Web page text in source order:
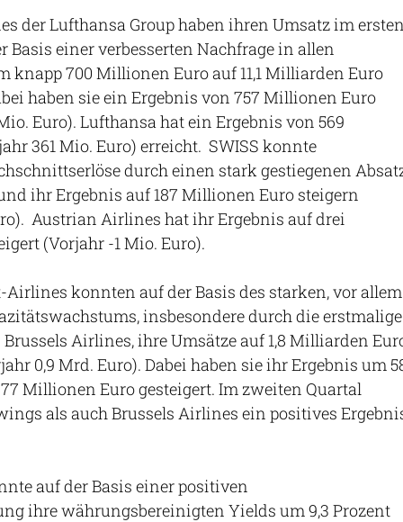
der Lufthansa Group haben ihren Umsatz im ersten
Basis einer verbesserten Nachfrage in allen
knapp 700 Millionen Euro auf 11,1 Milliarden Euro
haben sie ein Ergebnis von 757 Millionen Euro
Euro). Lufthansa hat ein Ergebnis von 569
361 Mio. Euro) erreicht. SWISS konnte
durch einen stark gestiegenen
ihr Ergebnis auf 187 Millionen Euro steigern
Austrian Airlines hat ihr Ergebnis auf drei
(Vorjahr -1 Mio. Euro).
konnten auf der Basis des starken, vor allem
insbesondere durch die erstmalige
Airlines, ihre Umsätze auf 1,8 Milliarden
0,9 Mrd. Euro). Dabei haben sie ihr Ergebnis um
Millionen Euro gesteigert. Im zweiten Quartal
als auch Brussels Airlines ein positives
auf der Basis einer positiven
ihre währungsbereinigten Yields um 9,3 Prozent